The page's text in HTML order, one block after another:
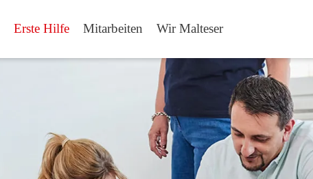
Erste Hilfe Mitarbeiten Wir Malteser